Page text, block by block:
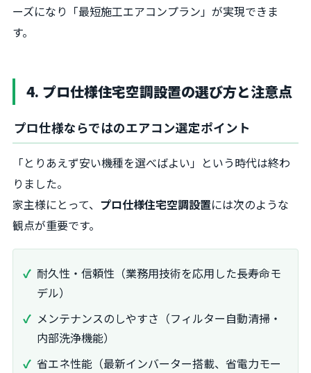
ーズになり「最短施工エアコンプラン」が実現できま
す。
4. プロ仕様住宅空調設置の選び方と注意点
プロ仕様ならではのエアコン選定ポイント
「とりあえず安い機種を選べばよい」という時代は終わ
りました。
家主様にとって、 プロ仕様住宅空調設置には次のような
観点が重要です。
耐久性・信頼性（業務用技術を応用した長寿命モ
デル）
メンテナンスのしやすさ（フィルター自動清掃・
内部洗浄機能）
省エネ性能（最新インバーター搭載、省電力モー